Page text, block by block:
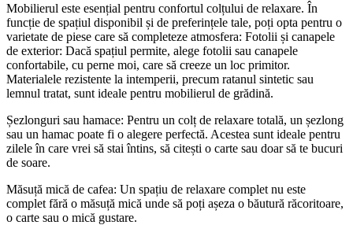
Mobilierul este esențial pentru confortul colțului de relaxare. În
funcție de spațiul disponibil și de preferințele tale, poți opta pentru o
varietate de piese care să completeze atmosfera: Fotolii și canapele
de exterior: Dacă spațiul permite, alege fotolii sau canapele
confortabile, cu perne moi, care să creeze un loc primitor.
Materialele rezistente la intemperii, precum ratanul sintetic sau
lemnul tratat, sunt ideale pentru mobilierul de grădină.
Șezlonguri sau hamace: Pentru un colț de relaxare totală, un șezlong
sau un hamac poate fi o alegere perfectă. Acestea sunt ideale pentru
zilele în care vrei să stai întins, să citești o carte sau doar să te bucuri
de soare.
Măsuță mică de cafea: Un spațiu de relaxare complet nu este
complet fără o măsuță mică unde să poți așeza o băutură răcoritoare,
o carte sau o mică gustare.